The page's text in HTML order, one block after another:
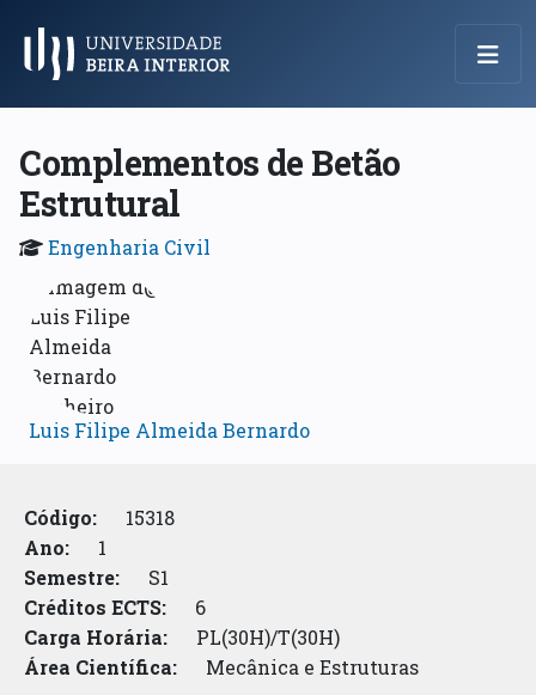
Menu Principal
Complementos de Betão
Estrutural
Engenharia Civil
Luis Filipe Almeida Bernardo
Código:
15318
Ano:
1
Semestre:
S1
Créditos ECTS:
6
Carga Horária:
PL(30H)/T(30H)
Área Científica:
Mecânica e Estruturas